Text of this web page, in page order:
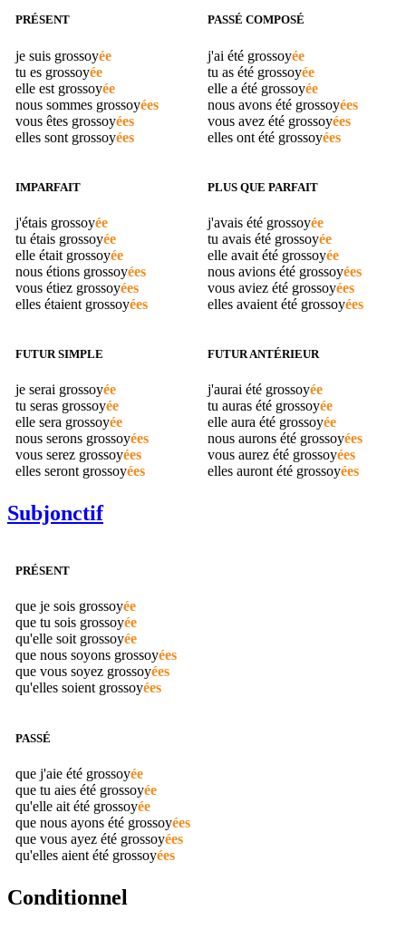
PRÉSENT
je suis grossoyée
tu es grossoyée
elle est grossoyée
nous sommes grossoyées
vous êtes grossoyées
elles sont grossoyées
PASSÉ COMPOSÉ
j'ai été grossoyée
tu as été grossoyée
elle a été grossoyée
nous avons été grossoyées
vous avez été grossoyées
elles ont été grossoyées
IMPARFAIT
j'étais grossoyée
tu étais grossoyée
elle était grossoyée
nous étions grossoyées
vous étiez grossoyées
elles étaient grossoyées
PLUS QUE PARFAIT
j'avais été grossoyée
tu avais été grossoyée
elle avait été grossoyée
nous avions été grossoyées
vous aviez été grossoyées
elles avaient été grossoyées
FUTUR SIMPLE
je serai grossoyée
tu seras grossoyée
elle sera grossoyée
nous serons grossoyées
vous serez grossoyées
elles seront grossoyées
FUTUR ANTÉRIEUR
j'aurai été grossoyée
tu auras été grossoyée
elle aura été grossoyée
nous aurons été grossoyées
vous aurez été grossoyées
elles auront été grossoyées
Subjonctif
PRÉSENT
que je sois grossoyée
que tu sois grossoyée
qu'elle soit grossoyée
que nous soyons grossoyées
que vous soyez grossoyées
qu'elles soient grossoyées
PASSÉ
que j'aie été grossoyée
que tu aies été grossoyée
qu'elle ait été grossoyée
que nous ayons été grossoyées
que vous ayez été grossoyées
qu'elles aient été grossoyées
Conditionnel